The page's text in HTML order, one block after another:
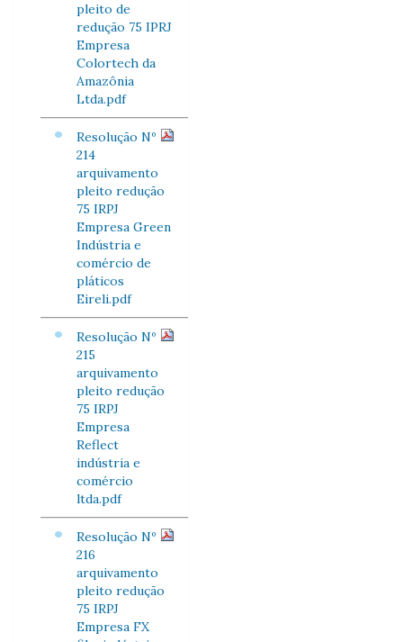
pleito de
redução 75 IPRJ
Empresa
Colortech da
Amazônia
Ltda.pdf
Resolução Nº
214
arquivamento
pleito redução
75 IRPJ
Empresa Green
Indústria e
comércio de
pláticos
Eireli.pdf
Resolução Nº
215
arquivamento
pleito redução
75 IRPJ
Empresa
Reflect
indústria e
comércio
ltda.pdf
Resolução Nº
216
arquivamento
pleito redução
75 IRPJ
Empresa FX